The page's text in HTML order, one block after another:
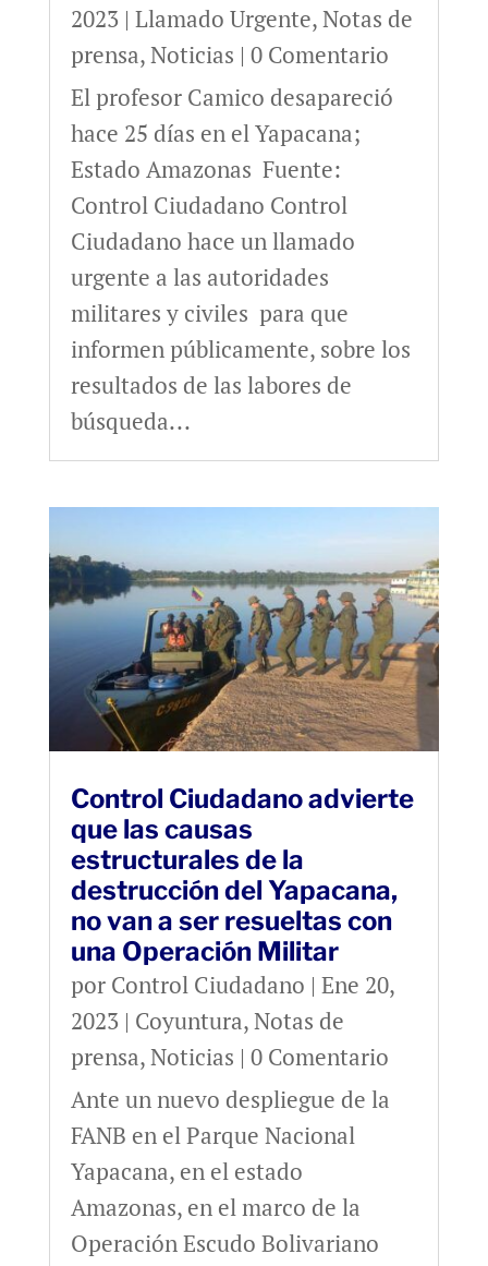
2023| Llamado Urgente,Notas de
prensa,Noticias | 0 Comentario
El profesor Camico desapareció
hace 25 días en el Yapacana;
Estado Amazonas Fuente:
Control Ciudadano Control
Ciudadano hace un llamado
urgente a las autoridades
militares y civiles para que
informen públicamente, sobre los
resultados de las labores de
búsqueda...
Control Ciudadano advierte
que las causas
estructurales de la
destrucción del Yapacana,
no van a ser resueltas con
una Operación Militar
por Control Ciudadano | Ene 20,
2023| Coyuntura,Notas de
prensa,Noticias | 0 Comentario
Ante un nuevo despliegue de la
FANB en el Parque Nacional
Yapacana, en el estado
Amazonas, en el marco de la
Operación Escudo Bolivariano